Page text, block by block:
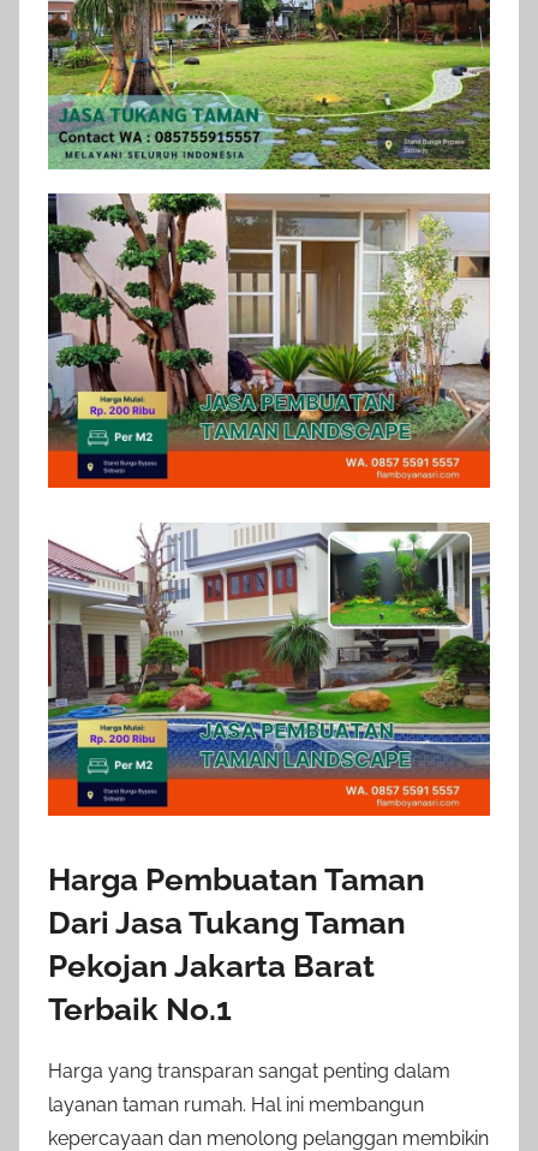
Harga Pembuatan Taman
Dari Jasa Tukang Taman
Pekojan Jakarta Barat
Terbaik No.1
Harga yang transparan sangat penting dalam
layanan taman rumah. Hal ini membangun
kepercayaan dan menolong pelanggan membikin